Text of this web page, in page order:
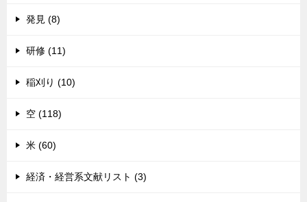
発見 (8)
研修 (11)
稲刈り (10)
空 (118)
米 (60)
経済・経営系文献リスト (3)